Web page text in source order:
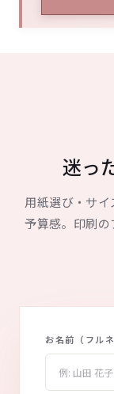
迷っ
用紙選び・サイ
予算感。印刷
お名前（フルネ